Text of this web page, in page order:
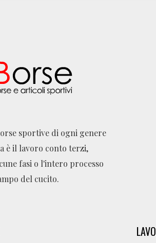
sportive di ogni genere
è il lavoro conto terzi,
fasi o l'intero processo
del cucito.